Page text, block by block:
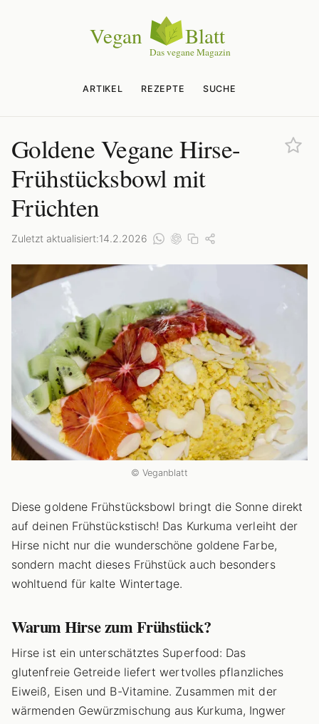
ARTIKEL REZEPTE SUCHE
Goldene Vegane Hirse-
Frühstücksbowl mit
Früchten
Zuletzt aktualisiert:14.2.2026
© Veganblatt
Diese goldene Frühstücksbowl bringt die Sonne direkt
auf deinen Frühstückstisch! Das Kurkuma verleiht der
Hirse nicht nur die wunderschöne goldene Farbe,
sondern macht dieses Frühstück auch besonders
wohltuend für kalte Wintertage.
Warum Hirse zum Frühstück?
Hirse ist ein unterschätztes Superfood: Das
glutenfreie Getreide liefert wertvolles pflanzliches
Eiweiß, Eisen und B-Vitamine. Zusammen mit der
wärmenden Gewürzmischung aus Kurkuma, Ingwer